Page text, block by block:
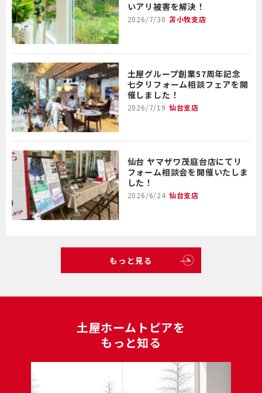
いアリ被害を解決！
2026/7/30 苫小牧支店
土屋グループ創業57周年記念
七夕リフォーム相談フェアを開
催しました！
2026/7/19 仙台支店
仙台 ヤマザワ茂庭台店にてリ
フォーム相談会を開催いたしま
した！
2026/6/24 仙台支店
もっと見る
⼟屋ホームトピアを
もっと知る